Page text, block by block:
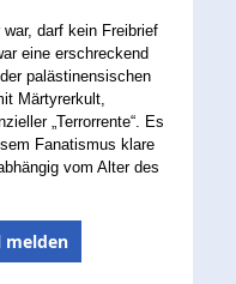
darf kein Freibrief
eine erschreckend
palästinensischen
Märtyrerkult,
„Terrorrente“. Es
Fanatismus klare
vom Alter des
melden